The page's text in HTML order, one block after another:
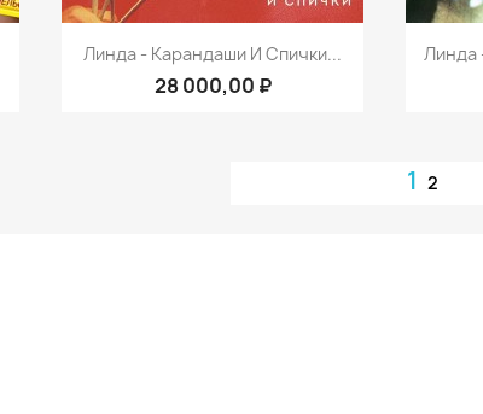
Быстрый просмотр
Линда - Карандаши И Спички...
28 000,00 ₽

Линда
12